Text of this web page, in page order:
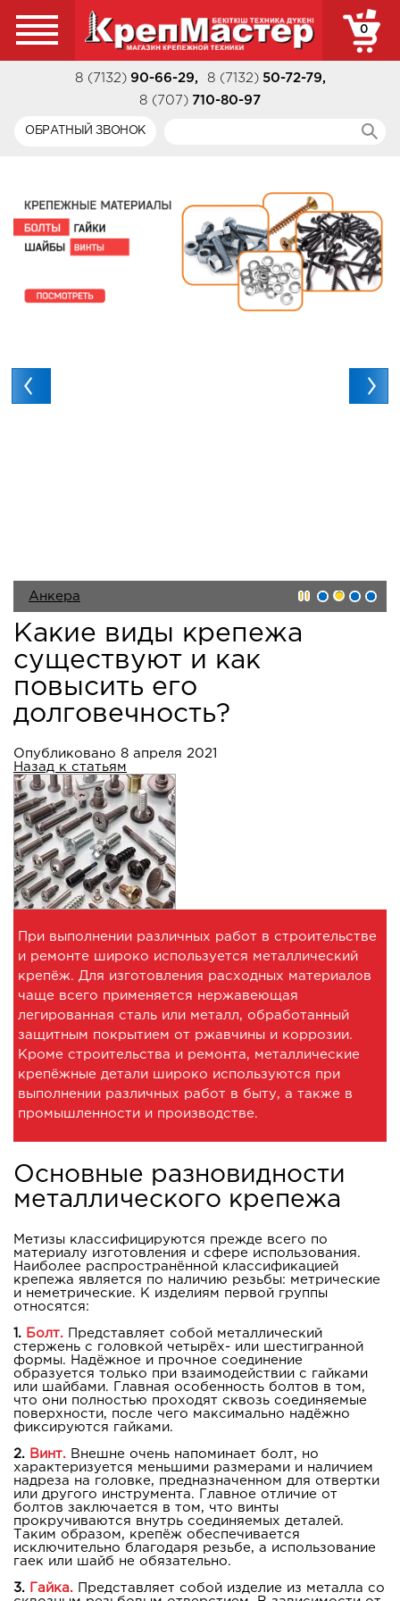
0
8 (7132) 90-66-29, 8 (7132) 50-72-79,
8 (707) 710-80-97
ОБРАТНЫЙ ЗВОНОК
Анкера
Саморезы
Какие виды крепежа
существуют и как
повысить его
долговечность?
Опубликовано 8 апреля 2021
Назад к статьям
При выполнении различных работ в строительстве
и ремонте широко используется металлический
крепёж. Для изготовления расходных материалов
чаще всего применяется нержавеющая
легированная сталь или металл, обработанный
защитным покрытием от ржавчины и коррозии.
Кроме строительства и ремонта, металлические
крепёжные детали широко используются при
выполнении различных работ в быту, а также в
промышленности и производстве.
Основные разновидности
металлического крепежа
Метизы классифицируются прежде всего по
материалу изготовления и сфере использования.
Наиболее распространённой классификацией
крепежа является по наличию резьбы: метрические
и неметрические. К изделиям первой группы
относятся:
1. Болт. Представляет собой металлический
стержень с головкой четырёх- или шестигранной
формы. Надёжное и прочное соединение
образуется только при взаимодействии с гайками
или шайбами. Главная особенность болтов в том,
что они полностью проходят сквозь соединяемые
поверхности, после чего максимально надёжно
фиксируются гайками.
2. Винт. Внешне очень напоминает болт, но
характеризуется меньшими размерами и наличием
надреза на головке, предназначенном для отвертки
или другого инструмента. Главное отличие от
болтов заключается в том, что винты
прокручиваются внутрь соединяемых деталей.
Таким образом, крепёж обеспечивается
исключительно благодаря резьбе, а использование
гаек или шайб не обязательно.
3. Гайка. Представляет собой изделие из металла со